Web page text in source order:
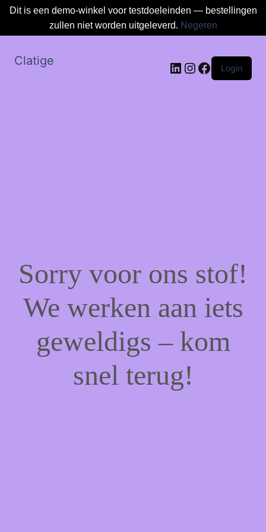
Dit is een demo-winkel voor testdoeleinden — bestellingen
zullen niet worden uitgeleverd. Negeren
Clatige LinkedIn
Instagram
Facebook
Login
Sorry voor ons stof!
We werken aan iets
geweldigs – kom
snel terug!